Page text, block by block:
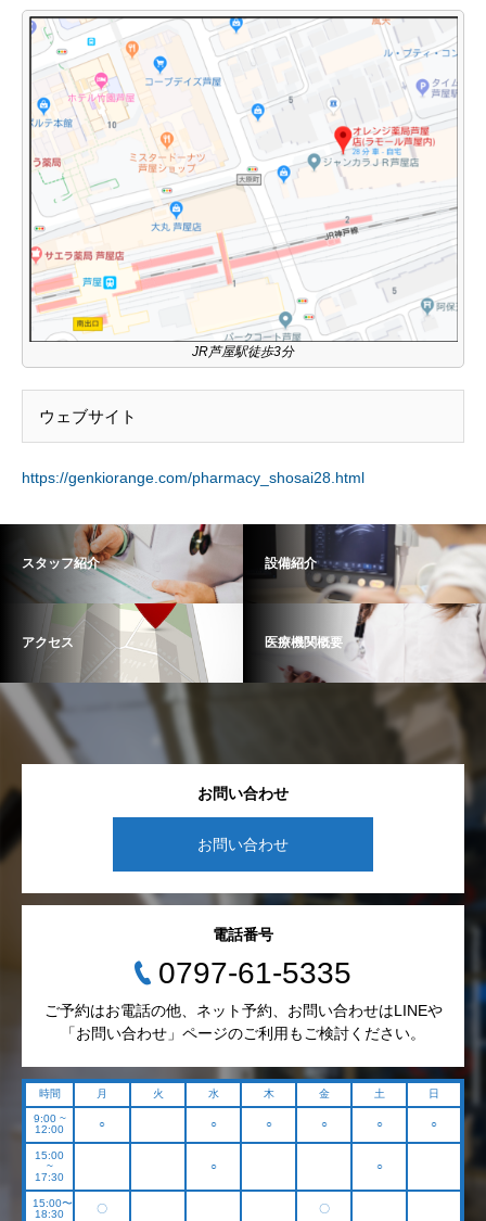
JR芦屋駅徒歩3分
ウェブサイト
https://genkiorange.com/pharmacy_shosai28.html
スタッフ紹介 設備紹介
アクセス 医療機関概要
お問い合わせ
お問い合わせ
電話番号
0797-61-5335
ご予約はお電話の他、ネット予約、お問い合わせはLINEや
「お問い合わせ」ページのご利用もご検討ください。
時間 月 火 水 木 金 土 日
9:00 ~
12:00
○ ○ ○ ○ ○ ○
15:00
~
17:30
○ ○
15:00〜
18:30
〇 〇